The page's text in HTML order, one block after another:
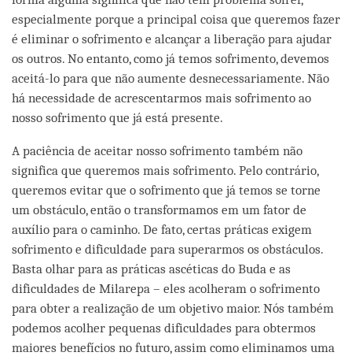
especialmente porque a principal coisa que queremos fazer
é eliminar o sofrimento e alcançar a liberação para ajudar
os outros. No entanto, como já temos sofrimento, devemos
aceitá-lo para que não aumente desnecessariamente. Não
há necessidade de acrescentarmos mais sofrimento ao
nosso sofrimento que já está presente.
A paciência de aceitar nosso sofrimento também não
significa que queremos mais sofrimento. Pelo contrário,
queremos evitar que o sofrimento que já temos se torne
um obstáculo, então o transformamos em um fator de
auxílio para o caminho. De fato, certas práticas exigem
sofrimento e dificuldade para superarmos os obstáculos.
Basta olhar para as práticas ascéticas do Buda e as
dificuldades de Milarepa – eles acolheram o sofrimento
para obter a realização de um objetivo maior. Nós também
podemos acolher pequenas dificuldades para obtermos
maiores benefícios no futuro, assim como eliminamos uma